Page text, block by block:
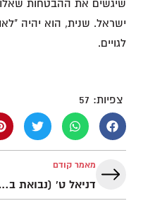
שיגשים את ההבטחות
ישראל. שנית, הוא יהיה
לגויים.
צפיות: 57
מאמר קודם
דניאל ט' (נבואת בואו של המשיח) על